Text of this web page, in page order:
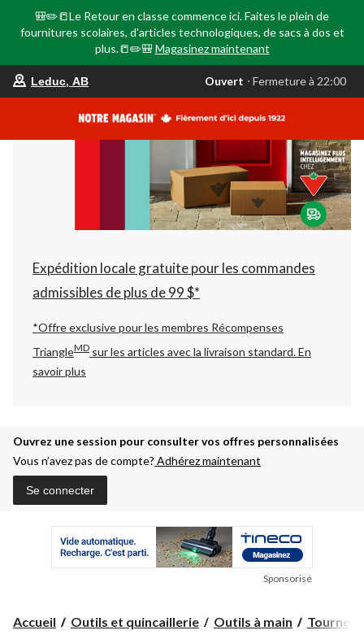
🎒✏️📒Le Retour en classe commence ici. Faites le plein de
fournitures scolaires, d'articles technologiques, de sacs à dos et
plus.📒✏️🎒 Magasinez maintenant
votre
est
AB,
Ouvert,
Fermeture
à
22:00
changer
Leduc, AB Ouvert ⋅ Fermeture à 22:00
Expédition locale gratuite pour les commandes
admissibles de plus de 99 $*
*Offre exclusive pour les membres Récompenses
TriangleMD sur les articles avec la livraison standard.En
savoir plus
Ouvrez une session pour consulter vos offres personnalisées
Vous n’avez pas de compte? Adhérez maintenant
Se connecter
Sponsorisé
Accueil Outils et quincaillerie Outils à main